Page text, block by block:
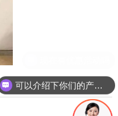
可以介绍下你们的产品么